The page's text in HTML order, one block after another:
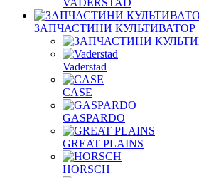
VADERSTAD
ЗАПЧАСТИНИ КУЛЬТИВАТОР
Vaderstad
CASE
GASPARDO
GREAT PLAINS
HORSCH